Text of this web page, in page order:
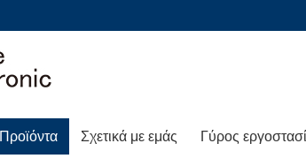
Προϊόντα Σχετικά με εμάς